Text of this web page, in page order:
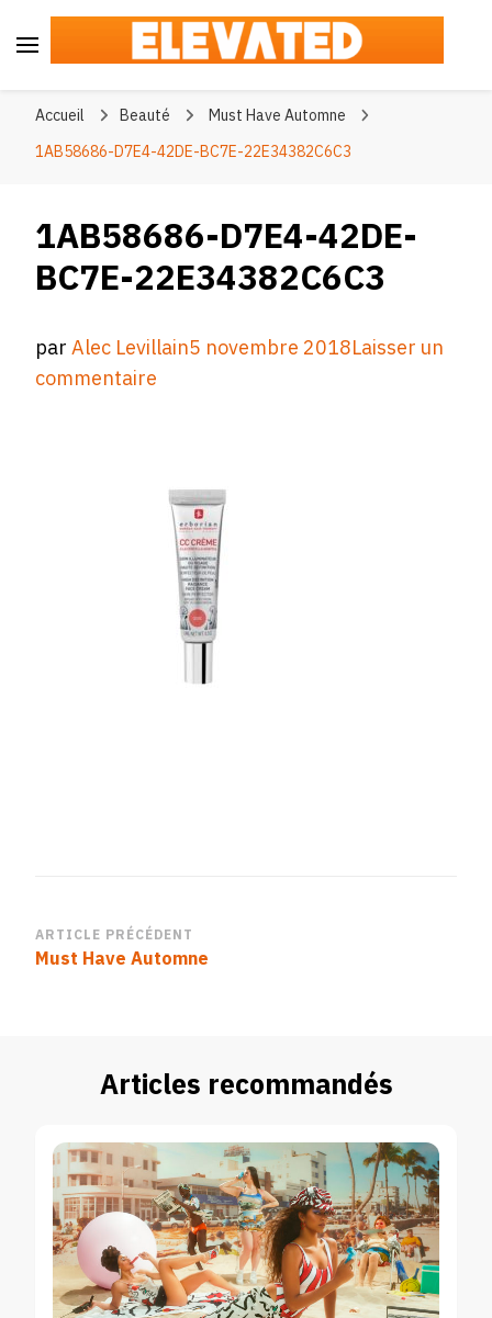
Accueil Beauté
Must Have Automne
1AB58686-D7E4-42DE-BC7E-22E34382C6C3
1AB58686-D7E4-42DE-
BC7E-22E34382C6C3
parAlec Levillain5 novembre 2018Laisser un
commentaire
BC7E-
22E34382C6C3
Navigation
d’article
ARTICLE PRÉCÉDENT
Must Have Automne
Articles recommandés